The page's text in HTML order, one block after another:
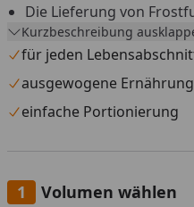
Die Lieferung von
aus einem Tiefkühllager.
Versandtage sind
Feiertagen.
Versand nur innerhalb
Eine Anlieferung an
Kurzbeschreibung
für jeden
ausgewogene Ernährung
einfache Portionierung
Volumen wählen